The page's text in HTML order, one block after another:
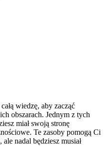
wiedzę, aby zacząć
obszarach. Jednym z tych
miał swoją stronę
Te zasoby pomogą Ci
nadal będziesz musiał